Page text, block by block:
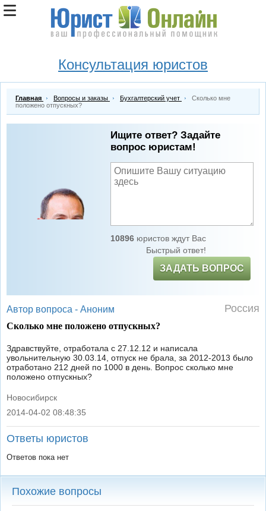
Консультация юристов
Главная Вопросы и заказы Бухгалтерский учет
Сколько мне
положено отпускных?
Ищите ответ? Задайте
вопрос юристам!
10896юристов ждут Вас
Быстрый ответ!
ЗАДАТЬ ВОПРОС
Автор вопроса - Аноним Россия
Сколько мне положено отпускных?
Здравствуйте, отработала с 27.12.12 и написала
увольнительную 30.03.14, отпуск не брала, за 2012-2013 было
отработано 212 дней по 1000 в день. Вопрос сколько мне
положено отпускных?
Новосибирск
|
2014-04-02 08:48:35
Ответы юристов
Ответов пока нет
Похожие вопросы